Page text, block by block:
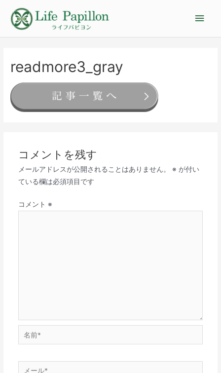
readmore3_gray
コメントを残す
メールアドレスが公開されることはありません。 ※ が付い
ている欄は必須項目です
コメント ※